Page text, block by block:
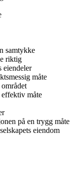
samtykke
riktig
eiendeler
måte
effektiv måte
på en trygg måte
eiendom